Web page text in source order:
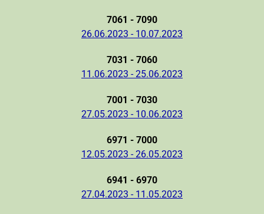
7061 - 7090
26.06.2023 - 10.07.2023
7031 - 7060
11.06.2023 - 25.06.2023
7001 - 7030
27.05.2023 - 10.06.2023
6971 - 7000
12.05.2023 - 26.05.2023
6941 - 6970
27.04.2023 - 11.05.2023